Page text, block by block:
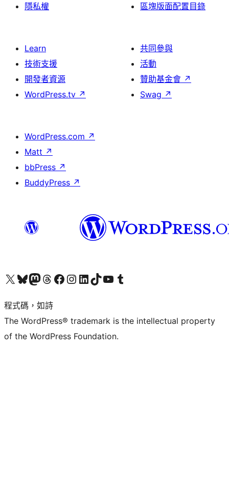
隱私權
區塊版面配置目錄
Learn
技術支援
開發者資源
WordPress.tv ↗
共同參與
活動
贊助基金會 ↗
Swag ↗
WordPress.com ↗
Matt ↗
bbPress ↗
BuddyPress ↗
查看我們的 X (之前的 Twitter) 帳號造訪我們的 Bluesky 帳號造訪我們的 Mastodon 帳號造訪我們的 Threads 帳號 造訪我們的 Facebook 粉絲專頁Visit our Instagram account
Visit our LinkedIn account
造訪我們的 TikTok 帳號Visit our YouTube channel
造訪我們的 Tumblr 帳號
程式碼，如詩
The WordPress® trademark is the intellectual property
of the WordPress Foundation.